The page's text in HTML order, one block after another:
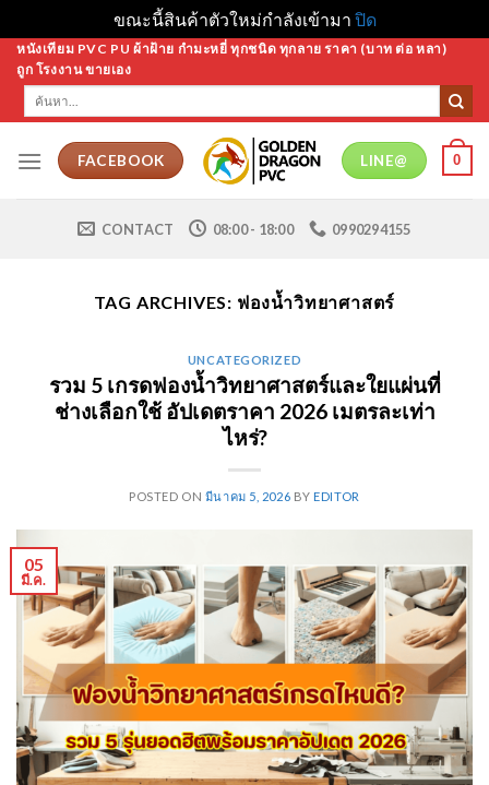
ขณะนี้สินค้าตัวใหม่กำลังเข้ามา ปิด
Skip
content
หนังเทียม PVC PU ผ้าฝ้าย กำมะหยี่ ทุกชนิด ทุกลาย ราคา (บาท ต่อ หลา)
ถูก โรงงาน ขายเอง
ค้นหา:
FACEBOOK LINE@ 0
CONTACT 08:00 - 18:00 0990294155
TAG ARCHIVES: ฟองน้ำวิทยาศาสตร์
UNCATEGORIZED
รวม 5 เกรดฟองน้ำวิทยาศาสตร์และใยแผ่นที่
ช่างเลือกใช้ อัปเดตราคา 2026 เมตรละเท่า
ไหร่?
POSTED ON มีนาคม 5, 2026 BYEDITOR
05
มี.ค.